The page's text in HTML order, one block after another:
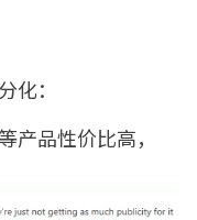
化：
产品性价比高，